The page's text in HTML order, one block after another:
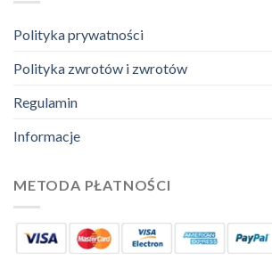
Polityka prywatności
Polityka zwrotów i zwrotów
Regulamin
Informacje
METODA PŁATNOŚCI